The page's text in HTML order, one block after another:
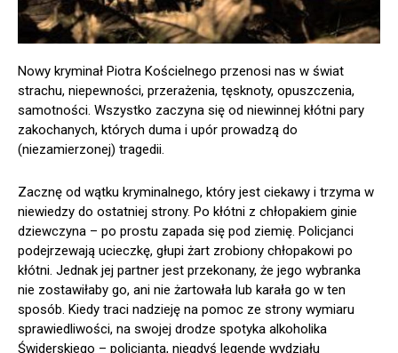
Nowy kryminał Piotra Kościelnego przenosi nas w świat
strachu, niepewności, przerażenia, tęsknoty, opuszczenia,
samotności. Wszystko zaczyna się od niewinnej kłótni pary
zakochanych, których duma i upór prowadzą do
(niezamierzonej) tragedii.
Zacznę od wątku kryminalnego, który jest ciekawy i trzyma w
niewiedzy do ostatniej strony. Po kłótni z chłopakiem ginie
dziewczyna – po prostu zapada się pod ziemię. Policjanci
podejrzewają ucieczkę, głupi żart zrobiony chłopakowi po
kłótni. Jednak jej partner jest przekonany, że jego wybranka
nie zostawiłaby go, ani nie żartowała lub karała go w ten
sposób. Kiedy traci nadzieję na pomoc ze strony wymiaru
sprawiedliwości, na swojej drodze spotyka alkoholika
Świderskiego – policjanta, niegdyś legendę wydziału